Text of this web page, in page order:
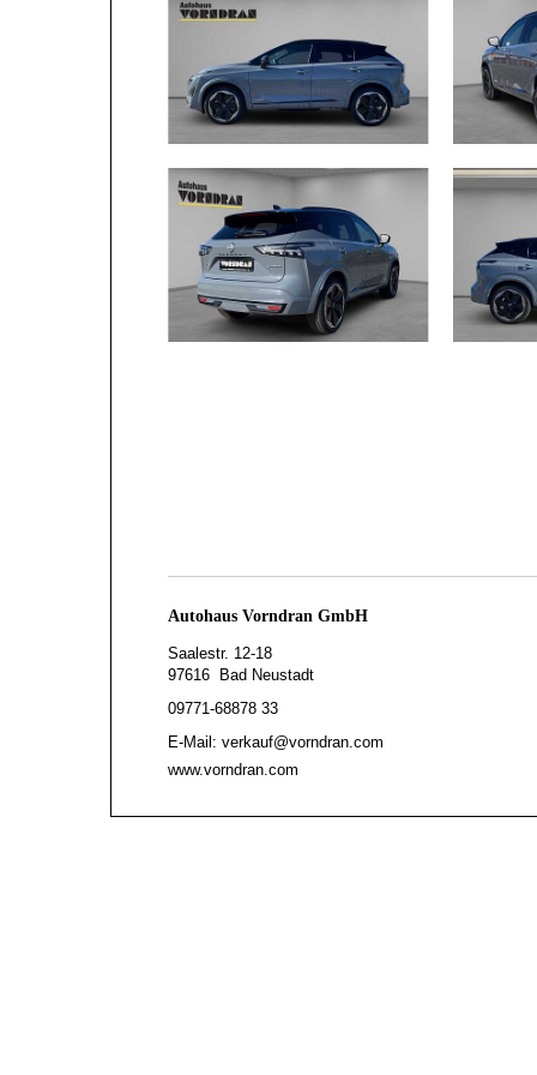
Autohaus Vorndran GmbH
Saalestr. 12-18
97616 Bad Neustadt
09771-68878 33
E-Mail: verkauf@vorndran.com
www.vorndran.com